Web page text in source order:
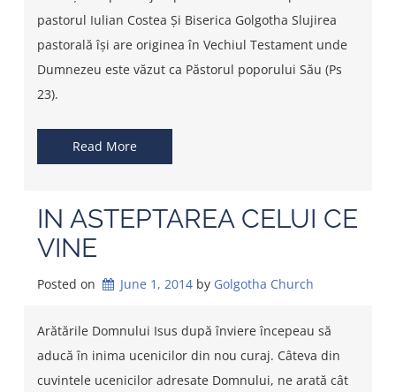
pastorul Iulian Costea Și Biserica Golgotha Slujirea
pastorală își are originea în Vechiul Testament unde
Dumnezeu este văzut ca Păstorul poporului Său (Ps
23).
Read More
IN ASTEPTAREA CELUI CE
VINE
Posted on June 1, 2014 by Golgotha Church
Arătările Domnului Isus după înviere începeau să
aducă în inima ucenicilor din nou curaj. Câteva din
cuvintele ucenicilor adresate Domnului, ne arată cât